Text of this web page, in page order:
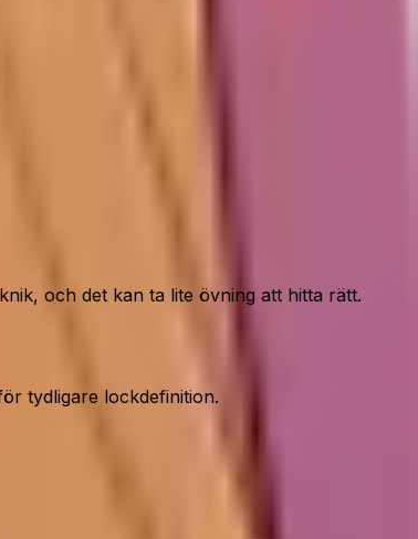
och det kan ta lite övning att hitta rätt.
tydligare lockdefinition.